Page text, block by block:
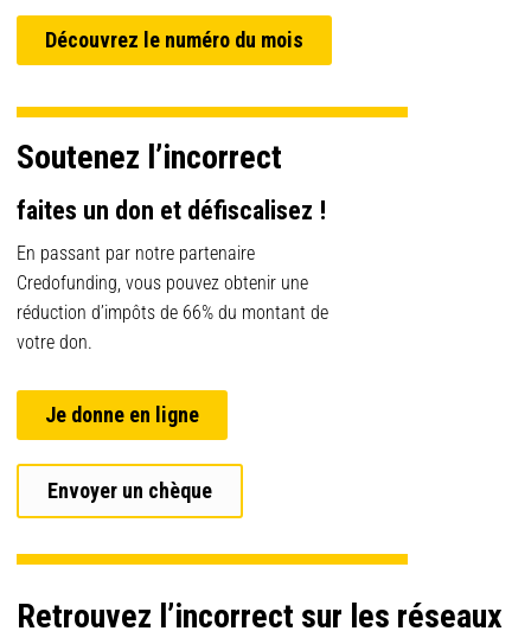
Découvrez le numéro du mois
Soutenez l’incorrect
faites un don et défiscalisez !
En passant par notre partenaire
Credofunding, vous pouvez obtenir une
réduction d’impôts de 66% du montant de
votre don.
Je donne en ligne
Envoyer un chèque
Retrouvez l’incorrect sur les réseaux